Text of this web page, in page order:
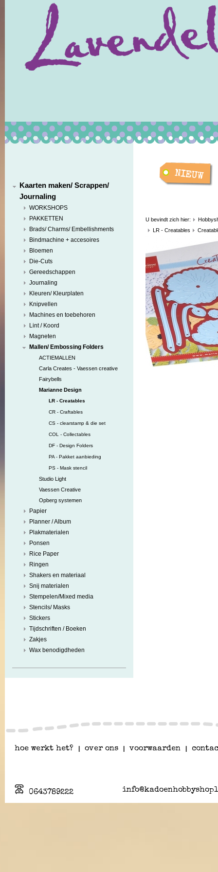
Kaarten maken/ Scrappen/
Journaling
WORKSHOPS
PAKKETTEN
Brads/ Charms/ Embellishments
Bindmachine + accesoires
Bloemen
Die-Cuts
Gereedschappen
Journaling
Kleuren/ Kleurplaten
Knipvellen
Machines en toebehoren
Lint / Koord
Magneten
Mallen/ Embossing Folders
ACTIEMALLEN
Carla Creates - Vaessen creative
Fairybells
Marianne Design
LR - Creatables
CR - Craftables
CS - clearstamp & die set
COL - Collectables
DF - Design Folders
PA - Pakket aanbieding
PS - Mask stencil
Studio Light
Vaessen Creative
Opberg systemen
Papier
Planner / Album
Plakmaterialen
Ponsen
Rice Paper
Ringen
Shakers en materiaal
Snij materialen
Stempelen/Mixed media
Stencils/ Masks
Stickers
Tijdschriften / Boeken
Zakjes
Wax benodigdheden
U bevindt zich hier:
LR - Creatables
hoe werkt het? over ons voorwaarden
0643789222